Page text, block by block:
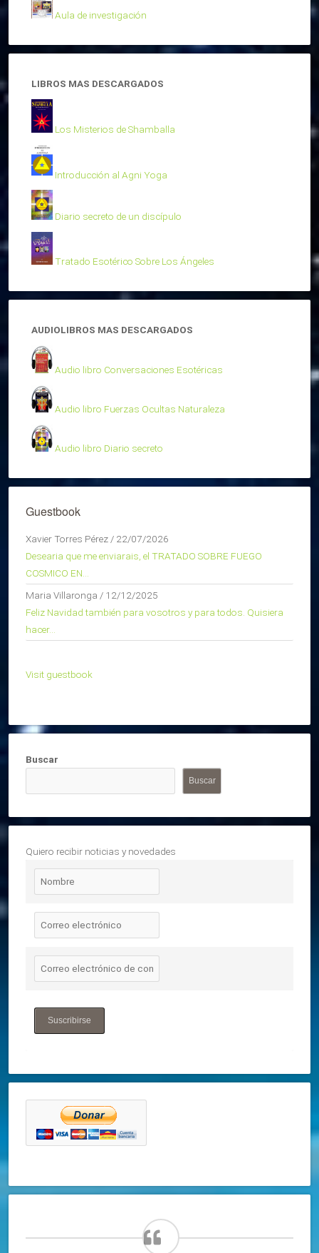
Aula de investigación
LIBROS MAS DESCARGADOS
Los Misterios de Shamballa
Introducción al Agni Yoga
Diario secreto de un discípulo
Tratado Esotérico Sobre Los Ángeles
AUDIOLIBROS MAS DESCARGADOS
Audio libro Conversaciones Esotéricas
Audio libro Fuerzas Ocultas Naturaleza
Audio libro Diario secreto
Guestbook
Xavier Torres Pérez / 22/07/2026
Desearia que me enviarais, el TRATADO SOBRE FUEGO
COSMICO EN...
Maria Villaronga / 12/12/2025
Feliz Navidad también para vosotros y para todos. Quisiera
hacer...
Visit guestbook
Buscar
Buscar
Quiero recibir noticias y novedades
Suscribirse